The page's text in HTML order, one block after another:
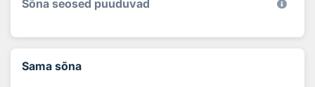
Sõna seosed puuduvad
Sama sõna